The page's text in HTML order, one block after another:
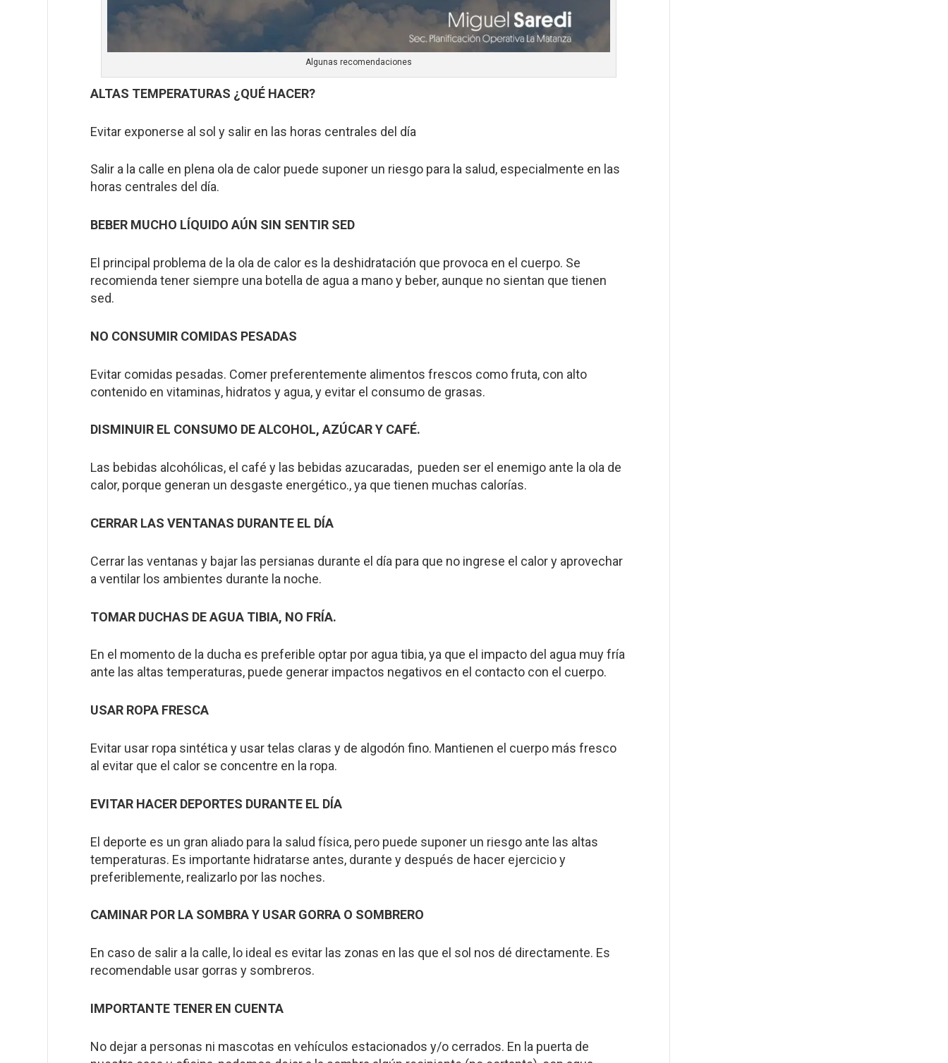
Algunas recomendaciones
ALTAS TEMPERATURAS ¿QUÉ HACER?
Evitar exponerse al sol y salir en las horas centrales del día
Salir a la calle en plena ola de calor puede suponer un riesgo para la salud, especialmente en las
horas centrales del día.
BEBER MUCHO LÍQUIDO AÚN SIN SENTIR SED
El principal problema de la ola de calor es la deshidratación que provoca en el cuerpo. Se
recomienda tener siempre una botella de agua a mano y beber, aunque no sientan que tienen
sed.
NO CONSUMIR COMIDAS PESADAS
Evitar comidas pesadas. Comer preferentemente alimentos frescos como fruta, con alto
contenido en vitaminas, hidratos y agua, y evitar el consumo de grasas.
DISMINUIR EL CONSUMO DE ALCOHOL, AZÚCAR Y CAFÉ.
Las bebidas alcohólicas, el café y las bebidas azucaradas, pueden ser el enemigo ante la ola de
calor, porque generan un desgaste energético., ya que tienen muchas calorías.
CERRAR LAS VENTANAS DURANTE EL DÍA
Cerrar las ventanas y bajar las persianas durante el día para que no ingrese el calor y aprovechar
a ventilar los ambientes durante la noche.
TOMAR DUCHAS DE AGUA TIBIA, NO FRÍA.
En el momento de la ducha es preferible optar por agua tibia, ya que el impacto del agua muy fría
ante las altas temperaturas, puede generar impactos negativos en el contacto con el cuerpo.
USAR ROPA FRESCA
Evitar usar ropa sintética y usar telas claras y de algodón fino. Mantienen el cuerpo más fresco
al evitar que el calor se concentre en la ropa.
EVITAR HACER DEPORTES DURANTE EL DÍA
El deporte es un gran aliado para la salud física, pero puede suponer un riesgo ante las altas
temperaturas. Es importante hidratarse antes, durante y después de hacer ejercicio y
preferiblemente, realizarlo por las noches.
CAMINAR POR LA SOMBRA Y USAR GORRA O SOMBRERO
En caso de salir a la calle, lo ideal es evitar las zonas en las que el sol nos dé directamente. Es
recomendable usar gorras y sombreros.
IMPORTANTE TENER EN CUENTA
No dejar a personas ni mascotas en vehículos estacionados y/o cerrados. En la puerta de